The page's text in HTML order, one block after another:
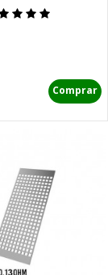
Comprar